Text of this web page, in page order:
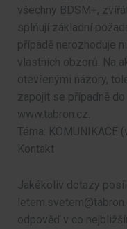
všechny BDSM+,
splňují základní
případě nerozhoduje
vlastních obzorů. Na
otevřenými názory,
zapojit se případně
www.tabron.cz.
Téma: KOMUNIKACE
Kontakt
Jakékoliv dotazy
odpověď v co